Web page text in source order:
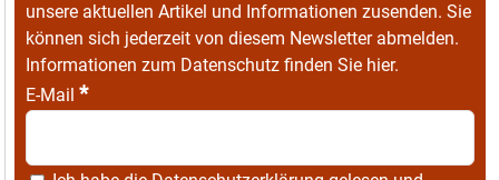
unsere aktuellen Artikel und Informationen zusenden. Sie
können sich jederzeit von diesem Newsletter abmelden.
Informationen zum Datenschutz finden Sie hier.
E-Mail *